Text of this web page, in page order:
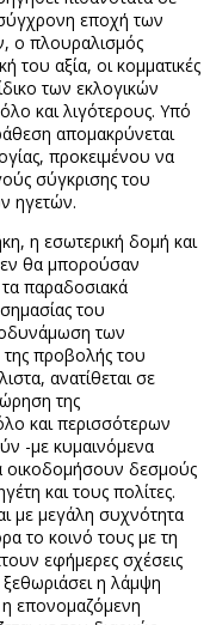
εποχή των
ο πλουραλισμός
του αξία, οι κομματικές
των εκλογικών
και λιγότερους. Υπό
απομακρύνεται
προκειμένου να
σύγκρισης του
ηγετών.
η εσωτερική δομή και
θα μπορούσαν
παραδοσιακά
του
των
προβολής του
ανατίθεται σε
της
και περισσότερων
-με κυμαινόμενα
οικοδομήσουν δεσμούς
και τους πολίτες.
με μεγάλη συχνότητα
το κοινό τους με τη
εφήμερες σχέσεις
η λάμψη
επονομαζόμενη